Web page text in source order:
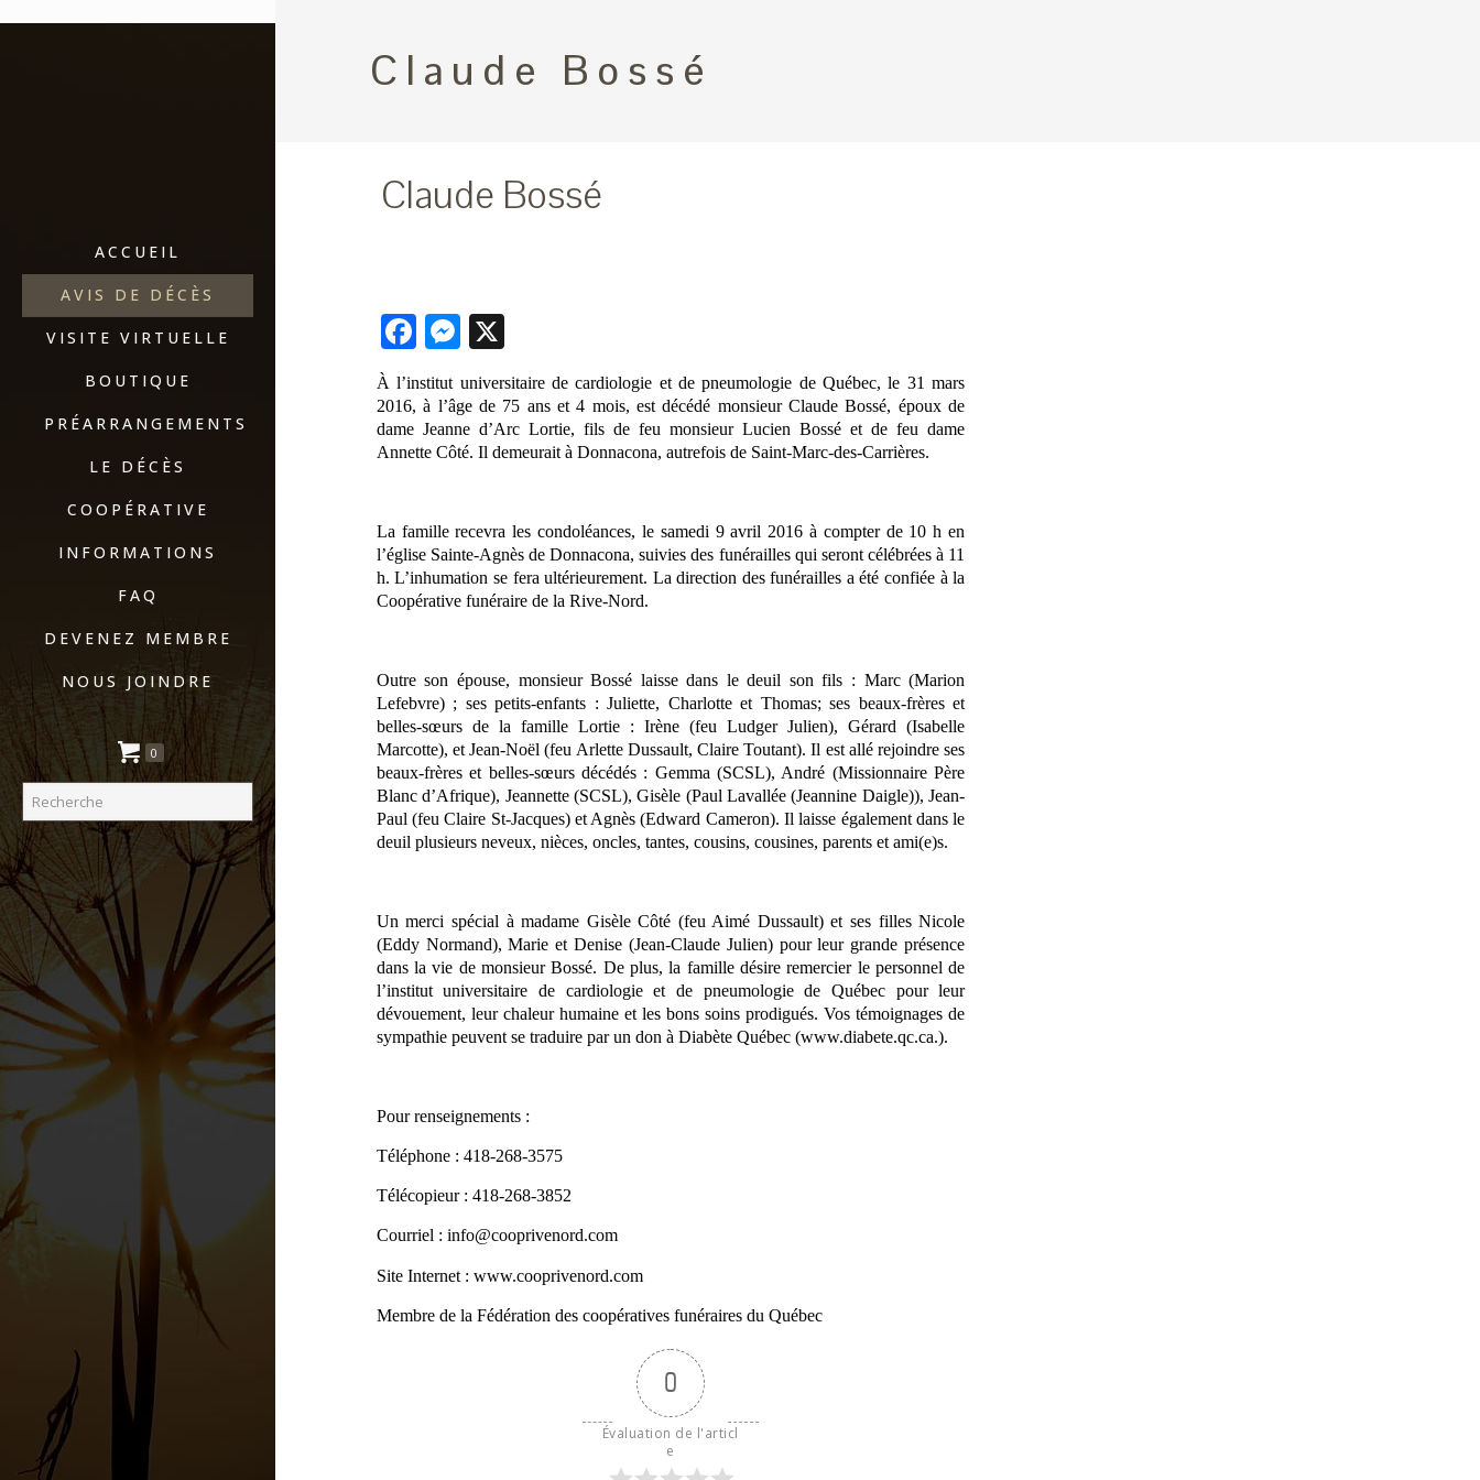
ACCUEIL
AVIS DE DÉCÈS
VISITE VIRTUELLE
BOUTIQUE
PRÉARRANGEMENTS
LE DÉCÈS
COOPÉRATIVE
INFORMATIONS
FAQ
DEVENEZ MEMBRE
NOUS JOINDRE
0
Claude Bossé
Claude Bossé
Facebook
Messenger
X
À l’institut universitaire de cardiologie et de pneumologie de Québec, le 31 mars
2016, à l’âge de 75 ans et 4 mois, est décédé monsieur Claude Bossé, époux de
dame Jeanne d’Arc Lortie, fils de feu monsieur Lucien Bossé et de feu dame
Annette Côté. Il demeurait à Donnacona, autrefois de Saint-Marc-des-Carrières.
La famille recevra les condoléances, le samedi 9 avril 2016 à compter de 10 h en
l’église Sainte-Agnès de Donnacona, suivies des funérailles qui seront célébrées à 11
h. L’inhumation se fera ultérieurement. La direction des funérailles a été confiée à la
Coopérative funéraire de la Rive-Nord.
Outre son épouse, monsieur Bossé laisse dans le deuil son fils : Marc (Marion
Lefebvre) ; ses petits-enfants : Juliette, Charlotte et Thomas; ses beaux-frères et
belles-sœurs de la famille Lortie : Irène (feu Ludger Julien), Gérard (Isabelle
Marcotte), et Jean-Noël (feu Arlette Dussault, Claire Toutant). Il est allé rejoindre ses
beaux-frères et belles-sœurs décédés : Gemma (SCSL), André (Missionnaire Père
Blanc d’Afrique), Jeannette (SCSL), Gisèle (Paul Lavallée (Jeannine Daigle)), Jean-
Paul (feu Claire St-Jacques) et Agnès (Edward Cameron). Il laisse également dans le
deuil plusieurs neveux, nièces, oncles, tantes, cousins, cousines, parents et ami(e)s.
Un merci spécial à madame Gisèle Côté (feu Aimé Dussault) et ses filles Nicole
(Eddy Normand), Marie et Denise (Jean-Claude Julien) pour leur grande présence
dans la vie de monsieur Bossé. De plus, la famille désire remercier le personnel de
l’institut universitaire de cardiologie et de pneumologie de Québec pour leur
dévouement, leur chaleur humaine et les bons soins prodigués. Vos témoignages de
sympathie peuvent se traduire par un don à Diabète Québec (www.diabete.qc.ca.).
Pour renseignements :
Téléphone : 418-268-3575
Télécopieur : 418-268-3852
Courriel : info@cooprivenord.com
Site Internet : www.cooprivenord.com
Membre de la Fédération des coopératives funéraires du Québec
0
Évaluation de l'articl
e